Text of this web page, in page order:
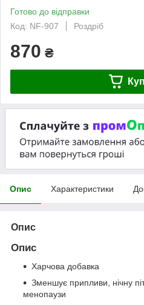
Готово до відправки
Код: NF-907
Роздріб
870 ₴
Опис Характеристики
Опис
Опис
Харчова добавка
Зменшує припливи, нічну
менопаузи